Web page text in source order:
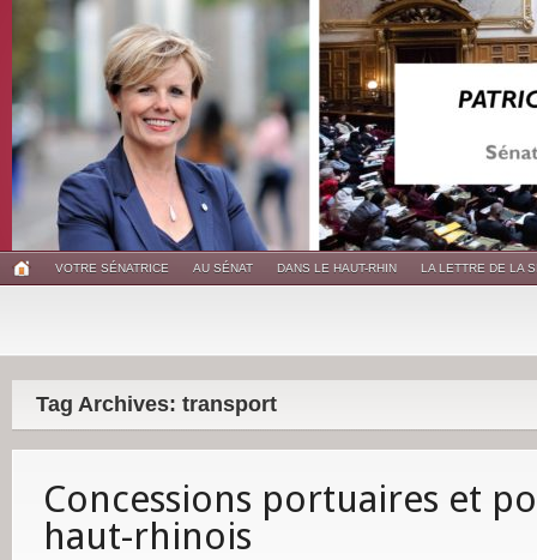
VOTRE SÉNATRICE AU SÉNAT DANS LE HAUT-RHIN LA LETTRE DE LA
Tag Archives: transport
Concessions portuaires et
haut-rhinois